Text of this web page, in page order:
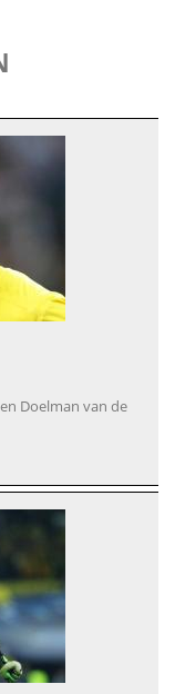
Doelman van de